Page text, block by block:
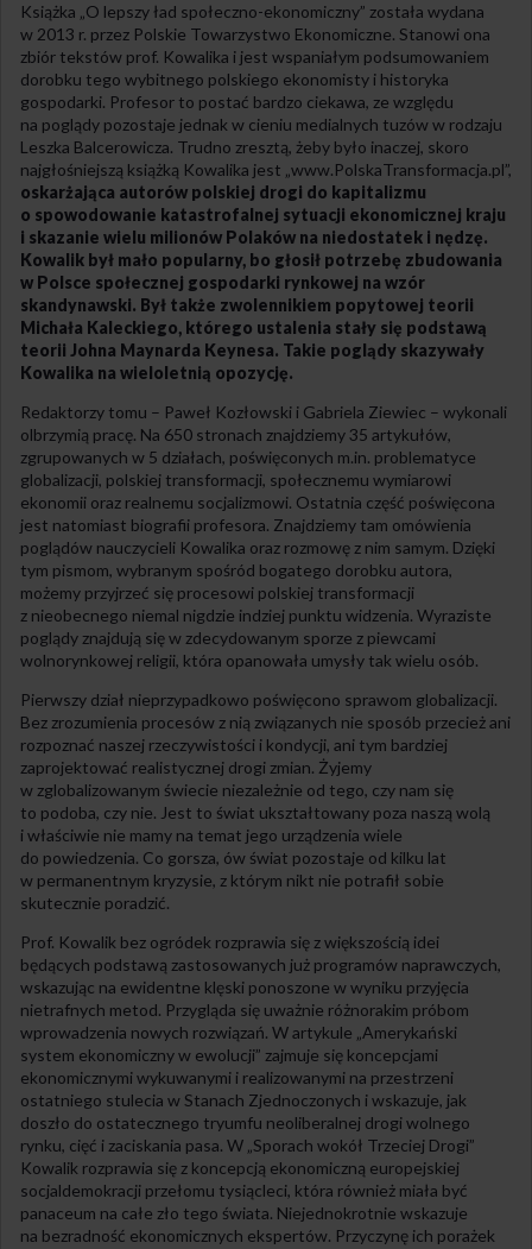
Książka „O lepszy ład społeczno-ekonomiczny” została wydana
w 2013 r. przez Polskie Towarzystwo Ekonomiczne. Stanowi ona
zbiór tekstów prof. Kowalika i jest wspaniałym podsumowaniem
dorobku tego wybitnego polskiego ekonomisty i historyka
gospodarki. Profesor to postać bardzo ciekawa, ze względu
na poglądy pozostaje jednak w cieniu medialnych tuzów w rodzaju
Leszka Balcerowicza. Trudno zresztą, żeby było inaczej, skoro
najgłośniejszą książką Kowalika jest „www.PolskaTransformacja.pl”,
oskarżająca autorów polskiej drogi do kapitalizmu
o spowodowanie katastrofalnej sytuacji ekonomicznej kraju
i skazanie wielu milionów Polaków na niedostatek i nędzę.
Kowalik był mało popularny, bo głosił potrzebę zbudowania
w Polsce społecznej gospodarki rynkowej na wzór
skandynawski. Był także zwolennikiem popytowej teorii
Michała Kaleckiego, którego ustalenia stały się podstawą
teorii Johna Maynarda Keynesa. Takie poglądy skazywały
Kowalika na wieloletnią opozycję.
Redaktorzy tomu – Paweł Kozłowski i Gabriela Ziewiec – wykonali
olbrzymią pracę. Na 650 stronach znajdziemy 35 artykułów,
zgrupowanych w 5 działach, poświęconych m.in. problematyce
globalizacji, polskiej transformacji, społecznemu wymiarowi
ekonomii oraz realnemu socjalizmowi. Ostatnia część poświęcona
jest natomiast biografii profesora. Znajdziemy tam omówienia
poglądów nauczycieli Kowalika oraz rozmowę z nim samym. Dzięki
tym pismom, wybranym spośród bogatego dorobku autora,
możemy przyjrzeć się procesowi polskiej transformacji
z nieobecnego niemal nigdzie indziej punktu widzenia. Wyraziste
poglądy znajdują się w zdecydowanym sporze z piewcami
wolnorynkowej religii, która opanowała umysły tak wielu osób.
Pierwszy dział nieprzypadkowo poświęcono sprawom globalizacji.
Bez zrozumienia procesów z nią związanych nie sposób przecież ani
rozpoznać naszej rzeczywistości i kondycji, ani tym bardziej
zaprojektować realistycznej drogi zmian. Żyjemy
w zglobalizowanym świecie niezależnie od tego, czy nam się
to podoba, czy nie. Jest to świat ukształtowany poza naszą wolą
i właściwie nie mamy na temat jego urządzenia wiele
do powiedzenia. Co gorsza, ów świat pozostaje od kilku lat
w permanentnym kryzysie, z którym nikt nie potrafił sobie
skutecznie poradzić.
Prof. Kowalik bez ogródek rozprawia się z większością idei
będących podstawą zastosowanych już programów naprawczych,
wskazując na ewidentne klęski ponoszone w wyniku przyjęcia
nietrafnych metod. Przygląda się uważnie różnorakim próbom
wprowadzenia nowych rozwiązań. W artykule „Amerykański
system ekonomiczny w ewolucji” zajmuje się koncepcjami
ekonomicznymi wykuwanymi i realizowanymi na przestrzeni
ostatniego stulecia w Stanach Zjednoczonych i wskazuje, jak
doszło do ostatecznego tryumfu neoliberalnej drogi wolnego
rynku, cięć i zaciskania pasa. W „Sporach wokół Trzeciej Drogi”
Kowalik rozprawia się z koncepcją ekonomiczną europejskiej
socjaldemokracji przełomu tysiącleci, która również miała być
panaceum na całe zło tego świata. Niejednokrotnie wskazuje
na bezradność ekonomicznych ekspertów. Przyczynę ich porażek